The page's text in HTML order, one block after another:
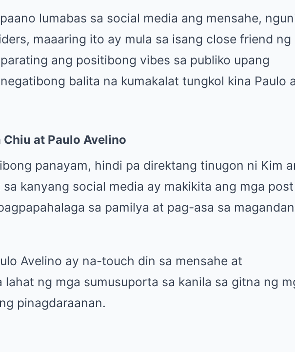
lumabas sa social media ang mensahe,
maaaring ito ay mula sa isang close friend ng
ang positibong vibes sa publiko upang
balita na kumakalat tungkol kina Paulo
at Paulo Avelino
panayam, hindi pa direktang tinugon ni Kim
kanyang social media ay makikita ang mga
sa pamilya at pag-asa sa
Avelino ay na-touch din sa mensahe at
lahat ng mga sumusuporta sa kanila sa gitna ng
pinagdaraanan.